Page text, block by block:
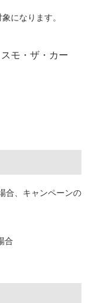
になります。
モ・ザ・カー
合、キャンペーンの
合